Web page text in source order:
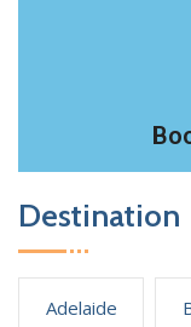
Destination
Adelaide